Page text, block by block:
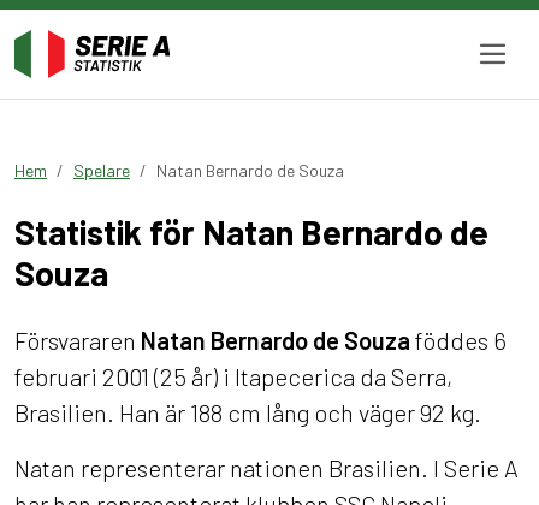
Hem Spelare Natan Bernardo de Souza
Statistik för Natan Bernardo de
Souza
Försvararen Natan Bernardo de Souza föddes 6
februari 2001 (25 år) i Itapecerica da Serra,
Brasilien. Han är 188 cm lång och väger 92 kg.
Natan representerar nationen Brasilien. I Serie A